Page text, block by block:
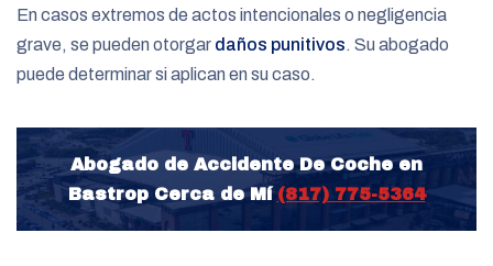
En casos extremos de actos intencionales o negligencia
grave, se pueden otorgar daños punitivos. Su abogado
puede determinar si aplican en su caso.
Abogado de Accidente De Coche en
Bastrop Cerca de Mí(817) 775-5364